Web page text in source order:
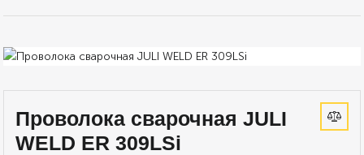
Проволока сварочная JULI
WELD ER 309LSi